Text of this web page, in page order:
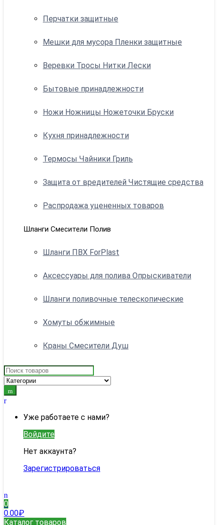
Перчатки защитные
Мешки для мусора Пленки защитные
Веревки Тросы Нитки Лески
Бытовые принадлежности
Ножи Ножницы Ножеточки Бруски
Кухня принадлежности
Термосы Чайники Гриль
Защита от вредителей Чистящие средства
Распродажа уцененных товаров
Шланги Смесители Полив
Шланги ПВХ ForPlast
Аксессуары для полива Опрыскиватели
Шланги поливочные телескопические
Хомуты обжимные
Краны Смесители Душ
Search
for:
My
Уже работаете с нами?
Войдите
Нет аккаунта?
Зарегистрироваться
0
0.00₽
Каталог товаров